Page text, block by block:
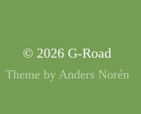
© 2026 G-Road
Theme by Anders Norén